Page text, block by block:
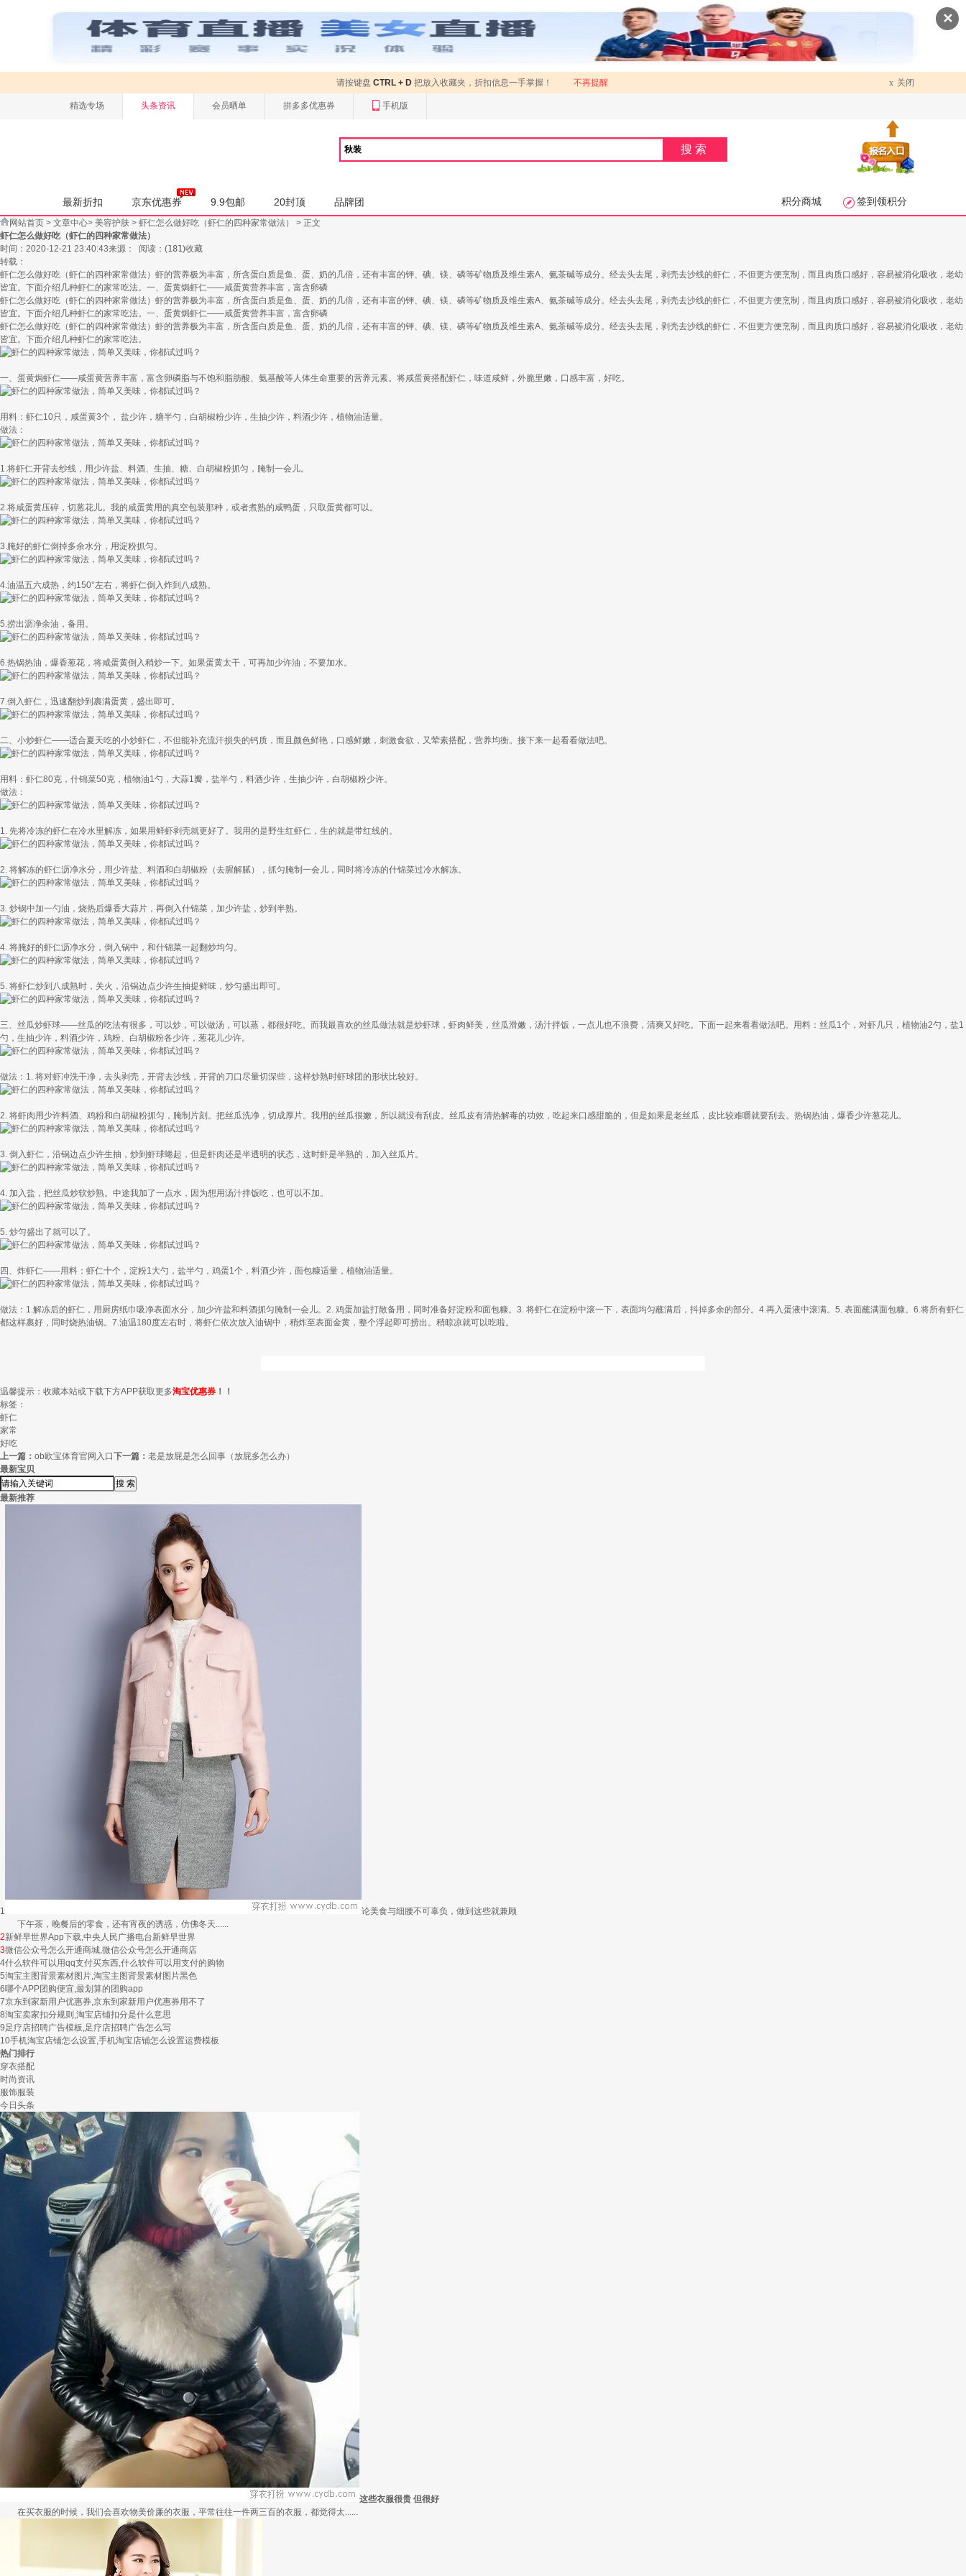
✕
请按键盘 CTRL + D 把放入收藏夹，折扣信息一手掌握！ 不再提醒 x 关闭
精选专场 头条资讯 会员晒单 拼多多优惠券 手机版
搜索
最新折扣 京东优惠券 9.9包邮 20封顶 品牌团 积分商城 签到领积分
网站首页 > 文章中心> 美容护肤 > 虾仁怎么做好吃（虾仁的四种家常做法）
> 正文
虾仁怎么做好吃（虾仁的四种家常做法）
时间：2020-12-21 23:40:43来源： 阅读： (181)收藏
转载：
虾仁怎么做好吃（虾仁的四种家常做法）虾的营养极为丰富，所含蛋白质是鱼、蛋、奶的几倍，还有丰富的钾、碘、镁、磷等矿物质及维生素A、氨茶碱等成分。经去头去尾，剥壳去沙线的虾仁，不但更方便烹制，而且肉质口感好，容易被消化吸收，老幼
皆宜。下面介绍几种虾仁的家常吃法。一、蛋黄焗虾仁——咸蛋黄营养丰富，富含卵磷
虾仁怎么做好吃（虾仁的四种家常做法）虾的营养极为丰富，所含蛋白质是鱼、蛋、奶的几倍，还有丰富的钾、碘、镁、磷等矿物质及维生素A、氨茶碱等成分。经去头去尾，剥壳去沙线的虾仁，不但更方便烹制，而且肉质口感好，容易被消化吸收，老幼
皆宜。下面介绍几种虾仁的家常吃法。一、蛋黄焗虾仁——咸蛋黄营养丰富，富含卵磷
虾仁怎么做好吃（虾仁的四种家常做法）虾的营养极为丰富，所含蛋白质是鱼、蛋、奶的几倍，还有丰富的钾、碘、镁、磷等矿物质及维生素A、氨茶碱等成分。经去头去尾，剥壳去沙线的虾仁，不但更方便烹制，而且肉质口感好，容易被消化吸收，老幼
皆宜。下面介绍几种虾仁的家常吃法。
一、蛋黄焗虾仁——咸蛋黄营养丰富，富含卵磷脂与不饱和脂肪酸、氨基酸等人体生命重要的营养元素。将咸蛋黄搭配虾仁，味道咸鲜，外脆里嫩，口感丰富，好吃。
用料：虾仁10只，咸蛋黄3个， 盐少许，糖半勺，白胡椒粉少许，生抽少许，料酒少许，植物油适量。
做法：
1.将虾仁开背去纱线，用少许盐、料酒、生抽、糖、白胡椒粉抓匀，腌制一会儿。
2.将咸蛋黄压碎，切葱花儿。我的咸蛋黄用的真空包装那种，或者煮熟的咸鸭蛋，只取蛋黄都可以。
3.腌好的虾仁倒掉多余水分，用淀粉抓匀。
4.油温五六成热，约150°左右，将虾仁倒入炸到八成熟。
5.捞出沥净余油，备用。
6.热锅热油，爆香葱花，将咸蛋黄倒入稍炒一下。如果蛋黄太干，可再加少许油，不要加水。
7.倒入虾仁，迅速翻炒到裹满蛋黄，盛出即可。
二、小炒虾仁——适合夏天吃的小炒虾仁，不但能补充流汗损失的钙质，而且颜色鲜艳，口感鲜嫩，刺激食欲，又荤素搭配，营养均衡。接下来一起看看做法吧。
用料：虾仁80克，什锦菜50克，植物油1勺，大蒜1瓣，盐半勺，料酒少许，生抽少许，白胡椒粉少许。
做法：
1. 先将冷冻的虾仁在冷水里解冻，如果用鲜虾剥壳就更好了。我用的是野生红虾仁，生的就是带红线的。
2. 将解冻的虾仁沥净水分，用少许盐、料酒和白胡椒粉（去腥解腻），抓匀腌制一会儿，同时将冷冻的什锦菜过冷水解冻。
3. 炒锅中加一勺油，烧热后爆香大蒜片，再倒入什锦菜，加少许盐，炒到半熟。
4. 将腌好的虾仁沥净水分，倒入锅中，和什锦菜一起翻炒均匀。
5. 将虾仁炒到八成熟时，关火，沿锅边点少许生抽提鲜味，炒匀盛出即可。
三、丝瓜炒虾球——丝瓜的吃法有很多，可以炒，可以做汤，可以蒸，都很好吃。而我最喜欢的丝瓜做法就是炒虾球，虾肉鲜美，丝瓜滑嫩，汤汁拌饭，一点儿也不浪费，清爽又好吃。下面一起来看看做法吧。用料：丝瓜1个，对虾几只，植物油2勺，盐1
勺，生抽少许，料酒少许，鸡粉、白胡椒粉各少许，葱花儿少许。
做法：1. 将对虾冲洗干净，去头剥壳，开背去沙线，开背的刀口尽量切深些，这样炒熟时虾球团的形状比较好。
2. 将虾肉用少许料酒、鸡粉和白胡椒粉抓匀，腌制片刻。把丝瓜洗净，切成厚片。我用的丝瓜很嫩，所以就没有刮皮。丝瓜皮有清热解毒的功效，吃起来口感甜脆的，但是如果是老丝瓜，皮比较难嚼就要刮去。热锅热油，爆香少许葱花儿。
3. 倒入虾仁，沿锅边点少许生抽，炒到虾球蜷起，但是虾肉还是半透明的状态，这时虾是半熟的，加入丝瓜片。
4. 加入盐，把丝瓜炒软炒熟。中途我加了一点水，因为想用汤汁拌饭吃，也可以不加。
5. 炒匀盛出了就可以了。
四、炸虾仁——用料：虾仁十个，淀粉1大勺，盐半勺，鸡蛋1个，料酒少许，面包糠适量，植物油适量。
做法：1.解冻后的虾仁，用厨房纸巾吸净表面水分，加少许盐和料酒抓匀腌制一会儿。2. 鸡蛋加盐打散备用，同时准备好淀粉和面包糠。3. 将虾仁在淀粉中滚一下，表面均匀蘸满后，抖掉多余的部分。4.再入蛋液中滚满。5. 表面蘸满面包糠。6.将所有虾仁
都这样裹好，同时烧热油锅。7.油温180度左右时，将虾仁依次放入油锅中，稍炸至表面金黄，整个浮起即可捞出。稍晾凉就可以吃啦。
温馨提示：收藏本站或下载下方APP获取更多淘宝优惠券 ！！
标签：
虾仁
家常
好吃
上一篇： ob欧宝体育官网入口下一篇： 老是放屁是怎么回事（放屁多怎么办）
最新宝贝
最新推荐
1
论美食与细腰不可辜负，做到这些就兼顾
下午茶，晚餐后的零食，还有宵夜的诱惑，仿佛冬天......
2新鲜早世界App下载,中央人民广播电台新鲜早世界
3微信公众号怎么开通商城,微信公众号怎么开通商店
4什么软件可以用qq支付买东西,什么软件可以用支付的购物
5淘宝主图背景素材图片,淘宝主图背景素材图片黑色
6哪个APP团购便宜,最划算的团购app
7京东到家新用户优惠券,京东到家新用户优惠券用不了
8淘宝卖家扣分规则,淘宝店铺扣分是什么意思
9足疗店招聘广告模板,足疗店招聘广告怎么写
10手机淘宝店铺怎么设置,手机淘宝店铺怎么设置运费模板
热门排行
穿衣搭配
时尚资讯
服饰服装
今日头条
这些衣服很贵 但很好
在买衣服的时候，我们会喜欢物美价廉的衣服，平常往往一件两三百的衣服，都觉得太......